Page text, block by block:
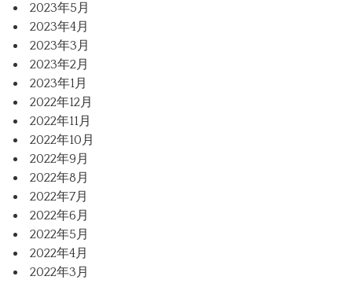
2023年5月
2023年4月
2023年3月
2023年2月
2023年1月
2022年12月
2022年11月
2022年10月
2022年9月
2022年8月
2022年7月
2022年6月
2022年5月
2022年4月
2022年3月